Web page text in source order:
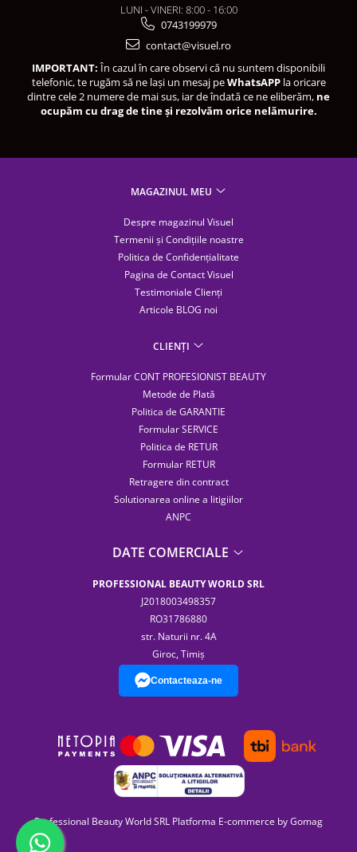
LUNI - VINERI: 8:00 - 16:00
0743199979
contact@visuel.ro
IMPORTANT:În cazul în care observi că nu suntem disponibili
telefonic, te rugăm să ne lași un mesaj peWhatsAPPla oricare
dintre cele 2 numere de mai sus, iar de îndată ce ne eliberăm, ne
ocupăm cu drag de tine și rezolvăm orice nelămurire.
MAGAZINUL MEU
Despre magazinul Visuel
Termenii și Condițiile noastre
Politica de Confidențialitate
Pagina de Contact Visuel
Testimoniale Clienți
Articole BLOG noi
CLIENȚI
Formular CONT PROFESIONIST BEAUTY
Metode de Plată
Politica de GARANTIE
Formular SERVICE
Politica de RETUR
Formular RETUR
Retragere din contract
Solutionarea online a litigiilor
ANPC
DATE COMERCIALE
PROFESSIONAL BEAUTY WORLD SRL
J2018003498357
RO31786880
str. Naturii nr. 4A
Giroc, Timiș
Contacteaza-ne
Professional Beauty World SRL Platforma E-commerce by Gomag